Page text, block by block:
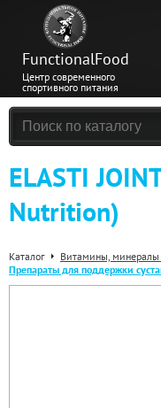
FunctionalFood
Центр современного
спортивного питания
ELASTI
Nutrition)
Каталог
Витамины, минералы
Препараты для поддержки